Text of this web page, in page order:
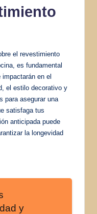
el revestimiento
es fundamental
en el
el estilo decorativo y
para asegurar una
satisfaga tus
anticipada puede
la longevidad
y